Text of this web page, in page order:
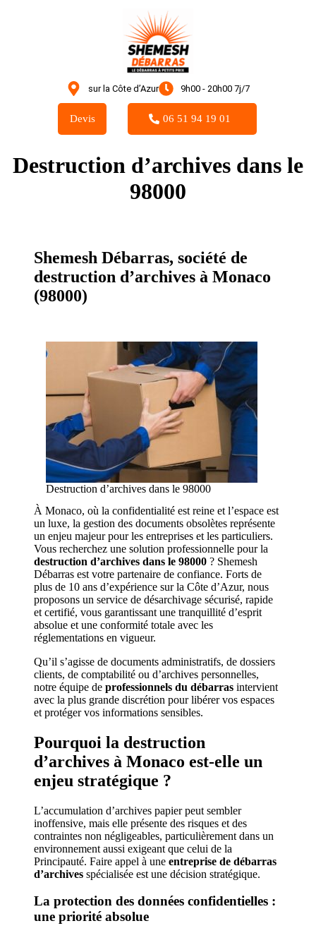
sur la Côte d’Azur 9h00 - 20h00 7j/7
Devis 06 51 94 19 01
Destruction d’archives dans le
98000
Shemesh Débarras, société de
destruction d’archives à Monaco
(98000)
Destruction d’archives dans le 98000
À Monaco, où la confidentialité est reine et l’espace est
un luxe, la gestion des documents obsolètes représente
un enjeu majeur pour les entreprises et les particuliers.
Vous recherchez une solution professionnelle pour la
destruction d’archives dans le 98000 ? Shemesh
Débarras est votre partenaire de confiance. Forts de
plus de 10 ans d’expérience sur la Côte d’Azur, nous
proposons un service de désarchivage sécurisé, rapide
et certifié, vous garantissant une tranquillité d’esprit
absolue et une conformité totale avec les
réglementations en vigueur.
Qu’il s’agisse de documents administratifs, de dossiers
clients, de comptabilité ou d’archives personnelles,
notre équipe de professionnels du débarras intervient
avec la plus grande discrétion pour libérer vos espaces
et protéger vos informations sensibles.
Pourquoi la destruction
d’archives à Monaco est-elle un
enjeu stratégique ?
L’accumulation d’archives papier peut sembler
inoffensive, mais elle présente des risques et des
contraintes non négligeables, particulièrement dans un
environnement aussi exigeant que celui de la
Principauté. Faire appel à une entreprise de débarras
d’archives spécialisée est une décision stratégique.
La protection des données confidentielles :
une priorité absolue